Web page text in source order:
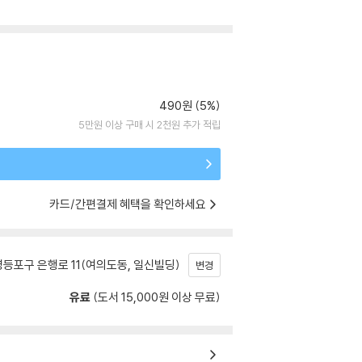
490원 (5%)
5만원 이상 구매 시 2천원 추가 적립
카드/간편결제 혜택을 확인하세요
포구 은행로 11(여의도동, 일신빌딩) 변경
유료 (도서 15,000원 이상 무료)